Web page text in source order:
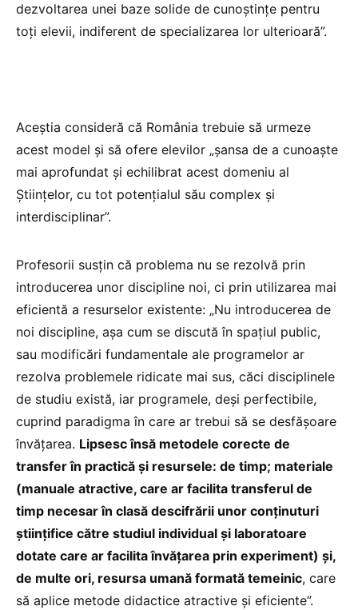
dezvoltarea unei baze solide de cunoștințe pentru
toți elevii, indiferent de specializarea lor ulterioară”.
Aceștia consideră că România trebuie să urmeze
acest model și să ofere elevilor „șansa de a cunoaște
mai aprofundat și echilibrat acest domeniu al
Științelor, cu tot potențialul său complex și
interdisciplinar”.
Profesorii susțin că problema nu se rezolvă prin
introducerea unor discipline noi, ci prin utilizarea mai
eficientă a resurselor existente: „Nu introducerea de
noi discipline, așa cum se discută în spațiul public,
sau modificări fundamentale ale programelor ar
rezolva problemele ridicate mai sus, căci disciplinele
de studiu există, iar programele, deși perfectibile,
cuprind paradigma în care ar trebui să se desfășoare
învățarea. Lipsesc însă metodele corecte de
transfer în practică și resursele: de timp; materiale
(manuale atractive, care ar facilita transferul de
timp necesar în clasă descifrării unor conținuturi
științifice către studiul individual și laboratoare
dotate care ar facilita învățarea prin experiment) și,
de multe ori, resursa umană formată temeinic, care
să aplice metode didactice atractive și eficiente”.